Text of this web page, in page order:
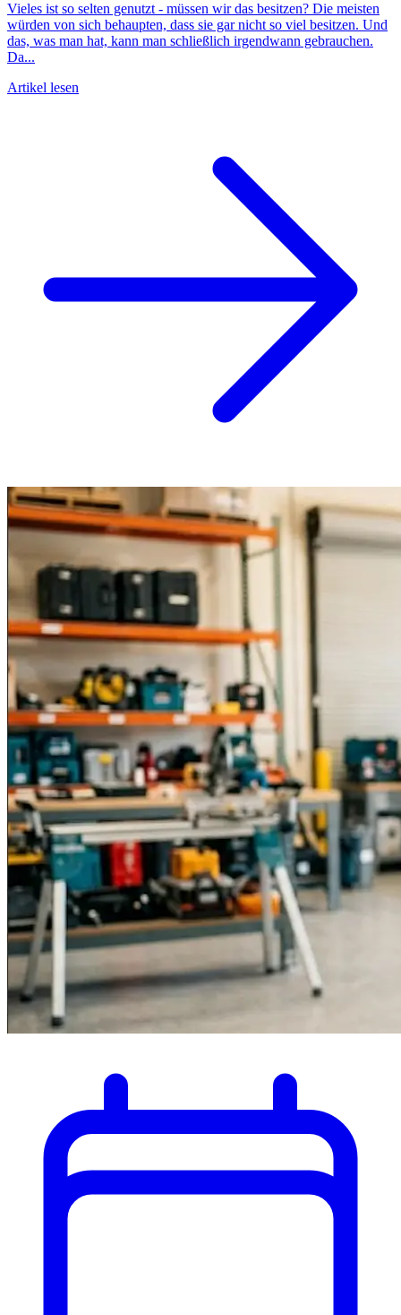
Vieles ist so selten genutzt - müssen wir das besitzen? Die meisten
würden von sich behaupten, dass sie gar nicht so viel besitzen. Und
das, was man hat, kann man schließlich irgendwann gebrauchen.
Da...
Artikel lesen